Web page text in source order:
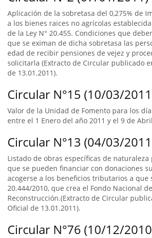
Aplicación de la sobretasa del 0,275% de
a los bienes raices no agrícolas
de la Ley N° 20.455. Condiciones que
que se eximan de dicha sobretasa las
edad de recibir pensiones de vejez y
solicitarla (Extracto de Circular publicado
de 13.01.2011).
Circular N°15 (10/03/
Valor de la Unidad de Fomento para los
entre el 1 Enero del año 2011 y el 9 de
Circular N°13 (04/03/
Listado de obras específicas de
que se pueden financiar con donaciones
acogerse a los beneficios tributarios a que
20.444/2010, que crea el Fondo Nacional
Reconstrucción.(Extracto de Circular
Oficial de 13.01.2011).
Circular N°76 (10/12/